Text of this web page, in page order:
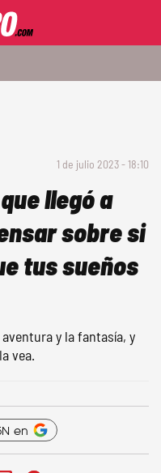
1 de julio 2023 - 18:10
llegó a
sobre si
tus sueños
y la fantasía, y
vea.
en